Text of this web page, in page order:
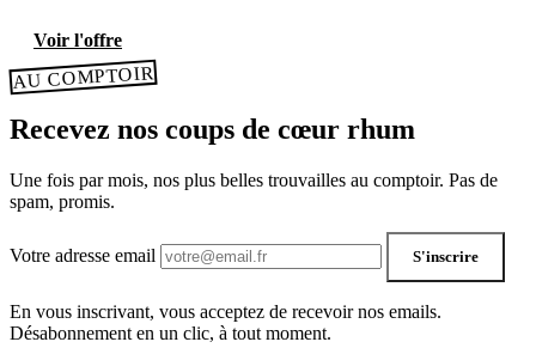
Voir l'offre
AU COMPTOIR
Recevez nos coups de cœur rhum
Une fois par mois, nos plus belles trouvailles au comptoir. Pas de
spam, promis.
Votre adresse email S'inscrire
En vous inscrivant, vous acceptez de recevoir nos emails.
Désabonnement en un clic, à tout moment.